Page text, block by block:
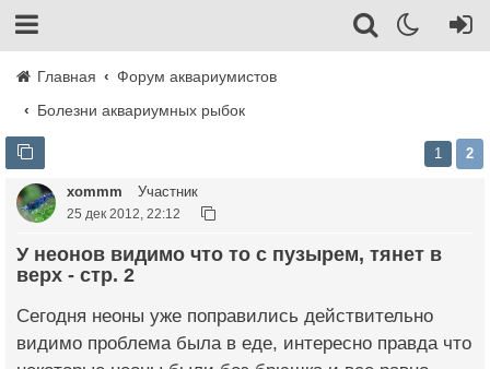
Главная
Форум аквариумистов
Болезни аквариумных рыбок
1 2
xommm Участник
25 дек 2012, 22:12
У неонов видимо что то с пузырем, тянет в
верх - стр. 2
Сегодня неоны уже поправились действительно
видимо проблема была в еде, интересно правда что